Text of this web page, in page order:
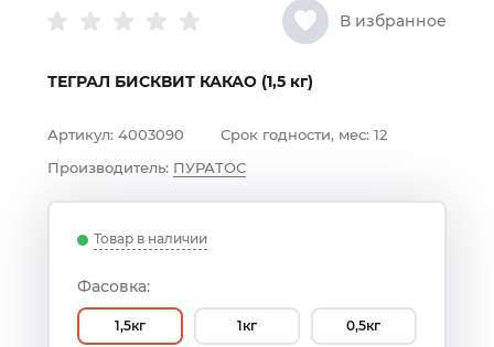
В избранное
ТЕГРАЛ БИСКВИТ КАКАО (1,5 кг)
Артикул: 4003090 Срок годности, мес: 12
Производитель: ПУРАТОС
Товар в наличии
Фасовка:
1,5кг 1кг 0,5кг